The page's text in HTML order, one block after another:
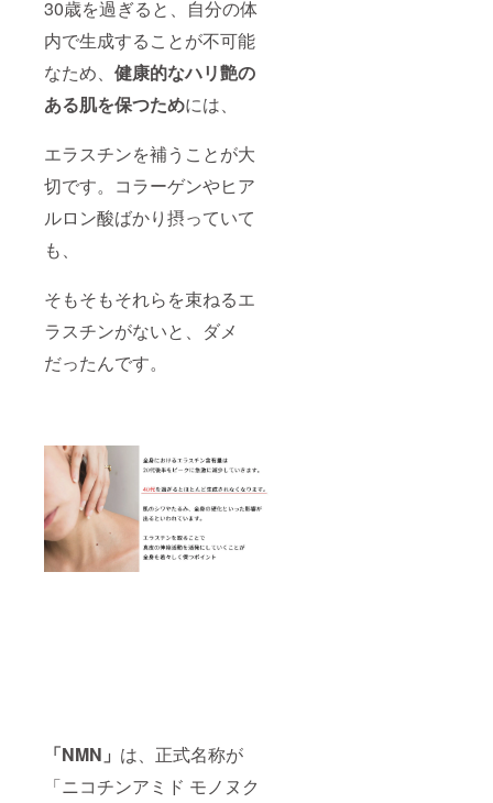
30歳を過ぎると、自分の体
内で生成することが不可能
なため、 健康的なハリ艶の
ある肌を保つためには、
エラスチンを補うことが大
切です。コラーゲンやヒア
ルロン酸ばかり摂っていて
も、
そもそもそれらを束ねるエ
ラスチンがないと、ダメ
だったんです。
「NMN」 は、正式名称が
「ニコチンアミド モノヌク